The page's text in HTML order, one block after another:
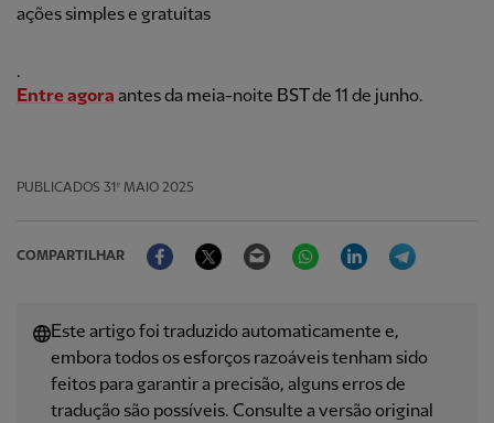
ações simples e gratuitas
.
Entre agora antes da meia-noite BST de 11 de junho.
PUBLICADOS 31º MAIO 2025
COMPARTILHAR
FacebookTwitter Email WhatsAppLinkedIn
Este artigo foi traduzido automaticamente e,
embora todos os esforços razoáveis ​​tenham sido
feitos para garantir a precisão, alguns erros de
tradução são possíveis. Consulte a versão original